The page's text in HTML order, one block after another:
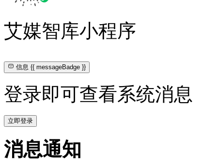
艾媒智库小程序
信息{{ messageBadge }}
登录即可查看系统消息
立即登录
消息通知